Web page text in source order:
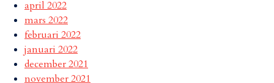
april 2022
mars 2022
februari 2022
januari 2022
december 2021
november 2021